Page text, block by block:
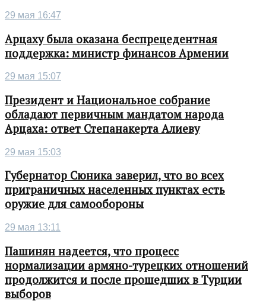
29 мая 16:47
Арцаху была оказана беспрецедентная
поддержка: министр финансов Армении
29 мая 15:07
Президент и Национальное собрание
обладают первичным мандатом народа
Арцаха: ответ Степанакерта Алиеву
29 мая 15:03
Губернатор Сюника заверил, что во всех
приграничных населенных пунктах есть
оружие для самообороны
29 мая 13:11
Пашинян надеется, что процесс
нормализации армяно-турецких отношений
продолжится и после прошедших в Турции
выборов